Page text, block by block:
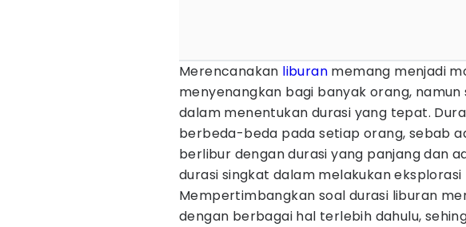
Merencanakan liburan memang menjadi
menyenangkan bagi banyak orang,
dalam menentukan durasi yang tepat.
berbeda-beda pada setiap orang, sebab
berlibur dengan durasi yang panjang dan
durasi singkat dalam melakukan
Mempertimbangkan soal durasi liburan
dengan berbagai hal terlebih dahulu,